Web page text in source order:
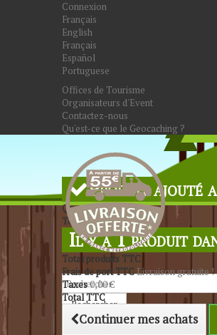
Connexion
Français
English
Français
Español
Portuguese
Offices de Tourisme
Organisateurs d'Event
Contactez-nous
Qu'est-ce que le Geocaching ?
Rechercher
Produit ajouté
Quantité
Total
Il y a 1 produit
Total produits TTC
Frais de port TTCLivraison gratuite !
Taxes0,00 €
Total TTC
Continuer mes achats